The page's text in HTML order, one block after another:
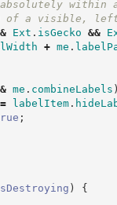
within
of a visible,
Ext . isGecko &&
+ me .
me . combineLabels
= labelItem.
;
)
{